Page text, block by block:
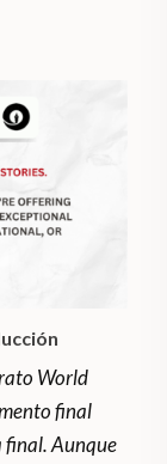
World
final
final. Aunque